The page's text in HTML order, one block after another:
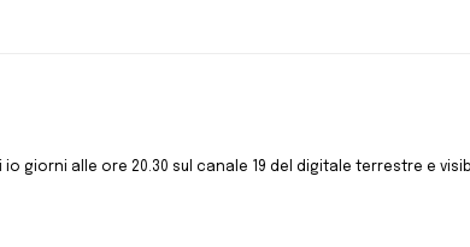
giorni alle ore 20.30 sul canale 19 del digitale terrestre e